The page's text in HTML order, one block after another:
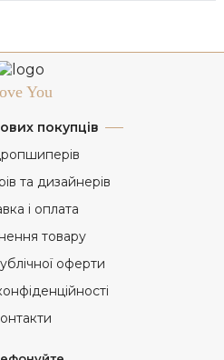
You
покупців
та дизайнерів
і оплата
товару
оферти